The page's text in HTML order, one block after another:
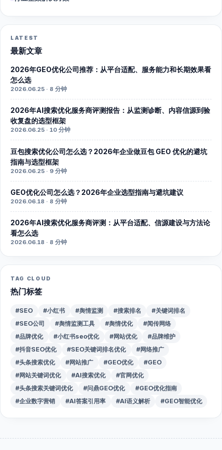
LATEST
最新文章
2026年GEO优化公司推荐：从平台适配、服务能力和长期效果看
怎么选
2026.06.25 · 8 分钟
2026年AI搜索优化服务商评测报告：从监测诊断、内容信源到验
收复盘的选型框架
2026.06.25 · 10 分钟
豆包搜索优化公司怎么选？2026年企业做豆包 GEO 优化的避坑
指南与选型框架
2026.06.25 · 9 分钟
GEO优化公司怎么选？2026年企业选型指南与避坑建议
2026.06.18 · 8 分钟
2026年AI搜索优化服务商评测：从平台适配、信源建设与方法论
看怎么选
2026.06.18 · 8 分钟
TAG CLOUD
热门标签
#SEO #小红书 #舆情监测 #搜索排名
#关键词排名
#SEO公司
#舆情监测工具 #舆情优化
#闻传网络
#品牌优化
#小红书seo优化 #网站优化
#品牌维护
#抖音SEO优化
#SEO关键词排名优化
#网络推广
#头条搜索优化
#网站推广 #GEO优化
#GEO
#网站关键词优化
#AI搜索优化
#官网优化
#头条搜索关键词优化
#问鼎GEO优化
#GEO优化指南
#企业数字营销
#AI答案引用率 #AI语义解析 #GEO智能优化